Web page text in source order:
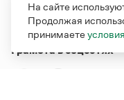
Грамота в соцсетях
На сайте
Продолжая
принимаетеусловия